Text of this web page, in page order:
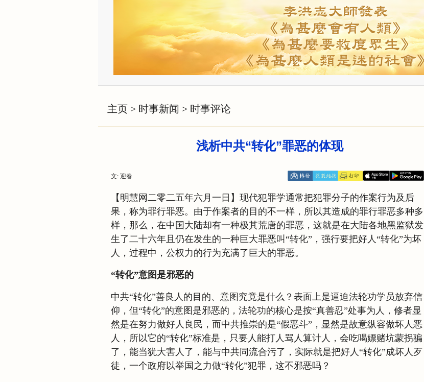
主页 > 时事新闻 > 时事评论
浅析中共“转化”罪恶的体现
文: 迎春
【明慧网二零二五年六月一日】现代犯罪学通常把犯罪分子的作案行为及后
果，称为罪行罪恶。由于作案者的目的不一样，所以其造成的罪行罪恶多种多
样，那么，在中国大陆却有一种极其荒唐的罪恶，这就是在大陆各地黑监狱发
生了二十六年且仍在发生的一种巨大罪恶叫“转化”，强行要把好人“转化”为坏
人，过程中，公权力的行为充满了巨大的罪恶。
“转化”意图是邪恶的
中共“转化”善良人的目的、意图究竟是什么？表面上是逼迫法轮功学员放弃信
仰，但“转化”的意图是邪恶的，法轮功的核心是按“真善忍”处事为人，修者显
然是在努力做好人良民，而中共推崇的是“假恶斗”，显然是故意纵容做坏人恶
人，所以它的“转化”标准是，只要人能打人骂人算计人，会吃喝嫖赌坑蒙拐骗
了，能当犹大害人了，能与中共同流合污了，实际就是把好人“转化”成坏人歹
徒，一个政府以举国之力做“转化”犯罪，这不邪恶吗？